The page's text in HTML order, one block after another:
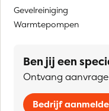
Gevelreiniging
Warmtepompen
Ben jij een
Ontvang
Bedrijf